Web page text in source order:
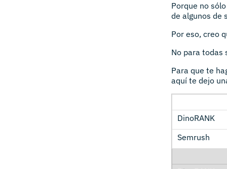
Porque no
de algunos de
Por eso, creo
No para todas
Para que te
aquí te dejo